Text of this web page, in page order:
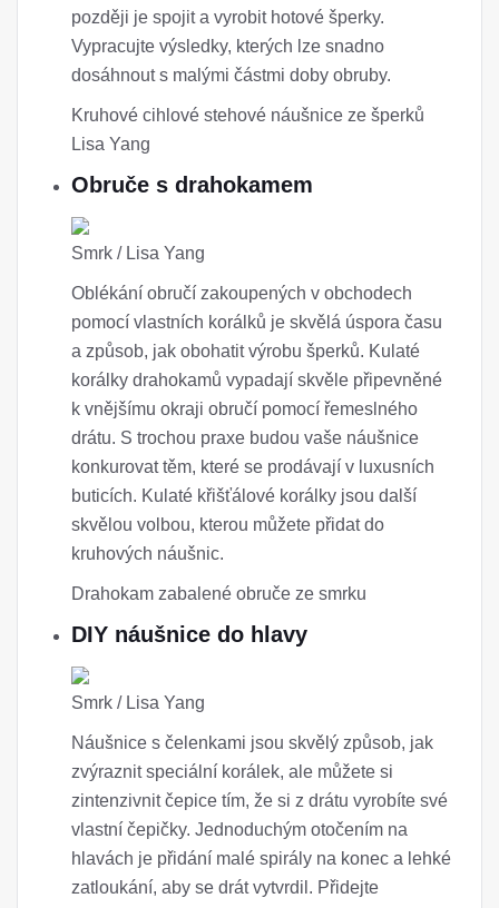
později je spojit a vyrobit hotové šperky.
Vypracujte výsledky, kterých lze snadno
dosáhnout s malými částmi doby obruby.
Kruhové cihlové stehové náušnice ze šperků
Lisa Yang
Obruče s drahokamem
Smrk / Lisa Yang
Oblékání obručí zakoupených v obchodech
pomocí vlastních korálků je skvělá úspora času
a způsob, jak obohatit výrobu šperků. Kulaté
korálky drahokamů vypadají skvěle připevněné
k vnějšímu okraji obručí pomocí řemeslného
drátu. S trochou praxe budou vaše náušnice
konkurovat těm, které se prodávají v luxusních
buticích. Kulaté křišťálové korálky jsou další
skvělou volbou, kterou můžete přidat do
kruhových náušnic.
Drahokam zabalené obruče ze smrku
DIY náušnice do hlavy
Smrk / Lisa Yang
Náušnice s čelenkami jsou skvělý způsob, jak
zvýraznit speciální korálek, ale můžete si
zintenzivnit čepice tím, že si z drátu vyrobíte své
vlastní čepičky. Jednoduchým otočením na
hlavách je přidání malé spirály na konec a lehké
zatloukání, aby se drát vytvrdil. Přidejte